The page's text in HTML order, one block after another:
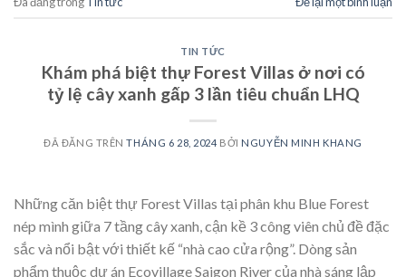
TIN TỨC
Khám phá biệt thự Forest Villas ở nơi có
tỷ lệ cây xanh gấp 3 lần tiêu chuẩn LHQ
ĐÃ ĐĂNG TRÊNTHÁNG 6 28, 2024 BỞI NGUYỄN MINH KHANG
Những căn biệt thự Forest Villas tại phân khu Blue Forest
nép mình giữa 7 tầng cây xanh, cận kề 3 công viên chủ đề đặc
sắc và nổi bật với thiết kế “nhà cao cửa rộng”. Dòng sản
phẩm thuộc dự án Ecovillage Saigon River của nhà sáng lập